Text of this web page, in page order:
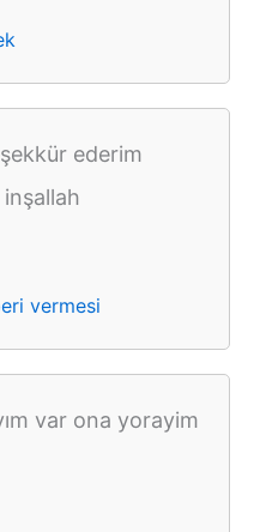
ederim
inşallah
vermesi
var ona yorayim